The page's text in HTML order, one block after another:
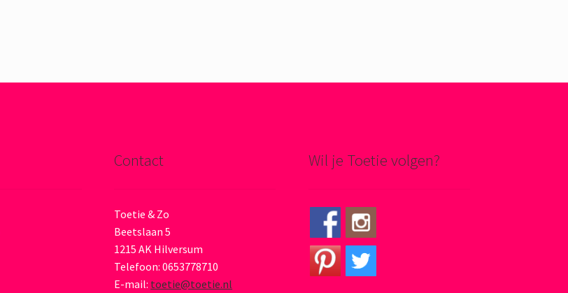
Contact
Toetie & Zo
Beetslaan 5
1215 AK Hilversum
Telefoon: 0653778710
E-mail: toetie@toetie.nl
Wil je Toetie volgen?